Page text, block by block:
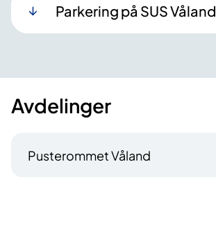
Parkering på SUS Våland
Avdelinger
Pusterommet Våland